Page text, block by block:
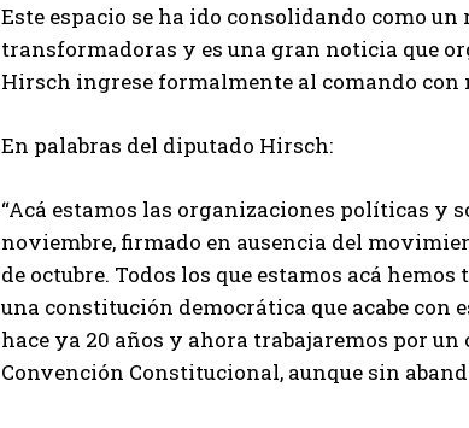
Este espacio se ha ido consolidando como
transformadoras y es una gran noticia que
Hirsch ingrese formalmente al comando con
En palabras del diputado Hirsch:
“Acá estamos las organizaciones políticas y
noviembre, firmado en ausencia del
de octubre. Todos los que estamos acá
una constitución democrática que acabe con
hace ya 20 años y ahora trabajaremos por
Convención Constitucional, aunque sin